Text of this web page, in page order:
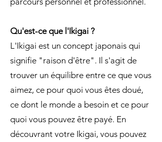
Qu'est-ce que l'Ikigai ?
L'Ikigai est un concept japonais qui
signifie "raison d'être". Il s'agit de
trouver un équilibre entre ce que vous
aimez, ce pour quoi vous êtes doué,
ce dont le monde a besoin et ce pour
quoi vous pouvez être payé. En
découvrant votre Ikigai, vous pouvez